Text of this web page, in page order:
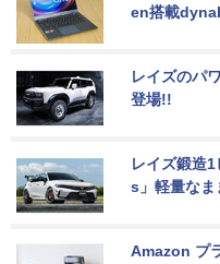
en搭載
レイズのパ
登場!!
レイズ鍛造
s」軽量なま
Amazon プ